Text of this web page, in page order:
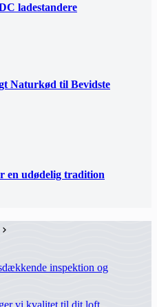
ladestandere
Naturkød til Bevidste
en udødelig tradition
inspektion og
vi kvalitet til dit loft